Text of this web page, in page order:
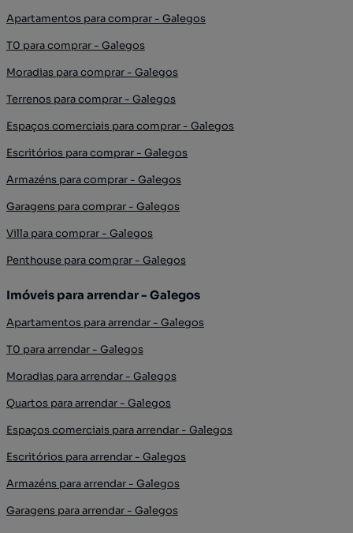
Apartamentos para comprar - Galegos
T0 para comprar - Galegos
Moradias para comprar - Galegos
Terrenos para comprar - Galegos
Espaços comerciais para comprar - Galegos
Escritórios para comprar - Galegos
Armazéns para comprar - Galegos
Garagens para comprar - Galegos
Villa para comprar - Galegos
Penthouse para comprar - Galegos
Imóveis para arrendar - Galegos
Apartamentos para arrendar - Galegos
T0 para arrendar - Galegos
Moradias para arrendar - Galegos
Quartos para arrendar - Galegos
Espaços comerciais para arrendar - Galegos
Escritórios para arrendar - Galegos
Armazéns para arrendar - Galegos
Garagens para arrendar - Galegos